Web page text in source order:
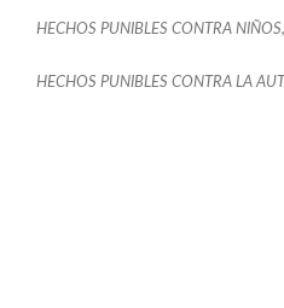
HECHOS PUNIBLES CONTRA
HECHOS PUNIBLES CONTRA LA